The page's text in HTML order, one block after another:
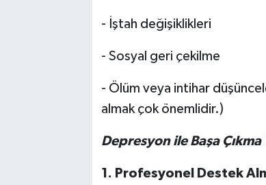
- İştah değişiklikleri
- Sosyal geri çekilme
- Ölüm veya intihar
almak çok önemlidir.)
Depresyon ile Başa
1. Profesyonel Destek